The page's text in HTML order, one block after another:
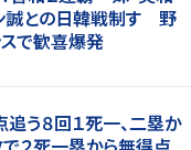
誠との日韓戦制す 野
で歓喜爆発
追う８回１死一、二塁か